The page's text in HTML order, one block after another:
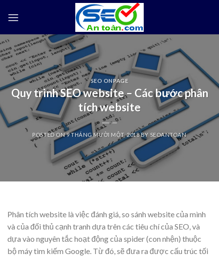
SEO ONPAGE
Quy trình SEO website – Các bước phân
tích website
POSTED ON9 THÁNG MƯỜI MỘT, 2018BY SEOANTOAN
Phân tích website là việc đánh giá, so sánh website của mình
và của đối thủ cạnh tranh dựa trên các tiêu chí của SEO, và
dựa vào nguyên tắc hoạt động của spider (con nhện) thuộc
bộ máy tìm kiếm Google. Từ đó, sẽ đưa ra được cấu trúc tối